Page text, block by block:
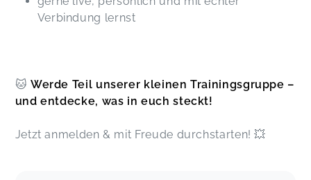
Verbindung lernst
🐱 Werde Teil unserer kleinen Trainingsgruppe –
und entdecke, was in euch steckt!
Jetzt anmelden & mit Freude durchstarten! 💥